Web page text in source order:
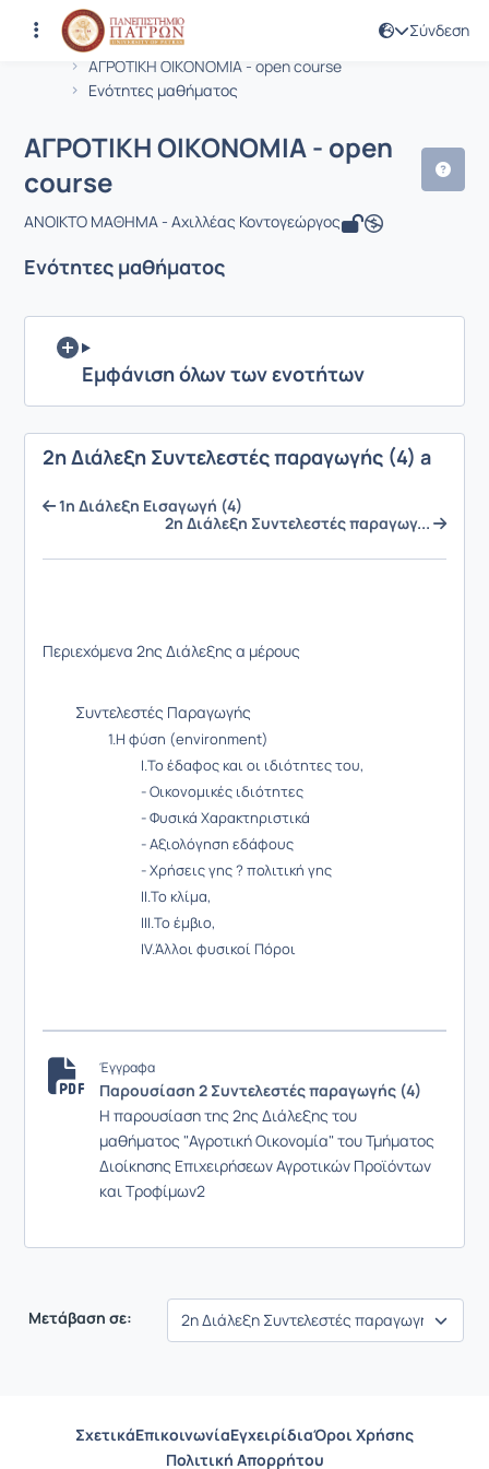
Σύνδεση
Αρχική Σελίδα
ΑΓΡΟΤΙΚΗ ΟΙΚΟΝΟΜΙΑ - open course
Ενότητες μαθήματος
Μάθημα : ΑΓΡΟΤΙΚΗ ΟΙΚΟΝΟΜΙΑ -
Κωδικός : DEAPT146
ΑΓΡΟΤΙΚΗ ΟΙΚΟΝΟΜΙΑ - open
course
ΑΝΟΙΚΤΟ ΜΑΘΗΜΑ - Αχιλλέας Κοντογεώργος
Ενότητες μαθήματος
Εμφάνιση όλων των ενοτήτων
2η Διάλεξη Συντελεστές παραγωγής (4) a
1η Διάλεξη Εισαγωγή (4)
2η Διάλεξη Συντελεστές παραγωγ...
Περιεχόμενα 2ης Διάλεξης α μέρους
Συντελεστές Παραγωγής
1.Η φύση (environment)
I.Το έδαφος και οι ιδιότητες του,
- Οικονομικές ιδιότητες
- Φυσικά Χαρακτηριστικά
- Αξιολόγηση εδάφους
- Χρήσεις γης ? πολιτική γης
II.Το κλίμα,
III.Το έμβιο,
IV.Άλλοι φυσικοί Πόροι
Έγγραφα
Παρουσίαση 2 Συντελεστές παραγωγής (4)
Η παρουσίαση της 2ης Διάλεξης του
μαθήματος "Αγροτική Οικονομία" του Τμήματος
Διοίκησης Επιχειρήσεων Αγροτικών Προϊόντων
και Τροφίμων2
Μετάβαση σε:
ΣχετικάΕπικοινωνίαΕγχειρίδιαΌροι Χρήσης
Πολιτική Απορρήτου